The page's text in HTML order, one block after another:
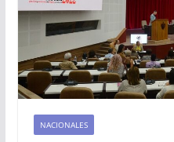
NACIONALES